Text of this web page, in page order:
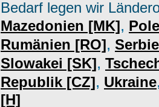
Bedarf legen wir
Mazedonien [MK],
Rumänien [RO],
Slowakei [SK],
Republik [CZ], Ukraine
[H]